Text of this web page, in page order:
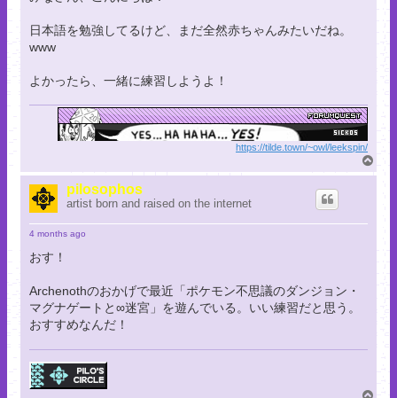
日本語を勉強してるけど、まだ全然赤ちゃんみたいだね。
www
よかったら、一緒に練習しようよ！
https://tilde.town/~owl/leekspin/
o
pilosophos
artist born and raised on the internet
4 months ago
おす！
Archenothのおかげで最近「ポケモン不思議のダンジョン・
マグナゲートと∞迷宮」を遊んでいる。いい練習だと思う。
おすすめなんだ！